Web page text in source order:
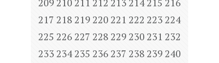
217 218 219 220 221 222 223 224
225 226 227 228 229 230 231 232
233 234235 236 237 238 239 240